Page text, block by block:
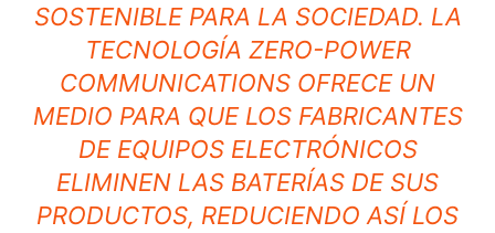
SOSTENIBLE PARA LA SOCIEDAD. LA
TECNOLOGÍA ZERO-POWER
COMMUNICATIONS OFRECE UN
MEDIO PARA QUE LOS FABRICANTES
DE EQUIPOS ELECTRÓNICOS
ELIMINEN LAS BATERÍAS DE SUS
PRODUCTOS, REDUCIENDO ASÍ LOS